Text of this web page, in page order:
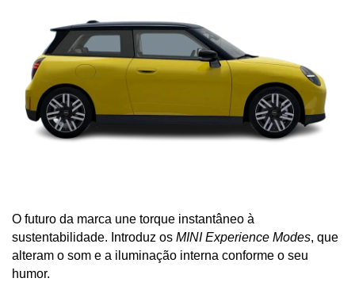
O futuro da marca une torque instantâneo à
sustentabilidade. Introduz os MINI Experience Modes, que
alteram o som e a iluminação interna conforme o seu
humor.